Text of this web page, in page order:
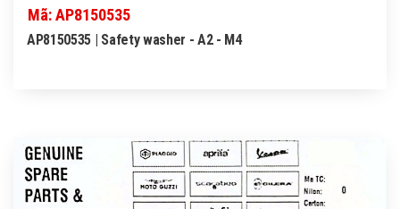
Mã: AP8150535
AP8150535 | Safety washer - A2 - M4